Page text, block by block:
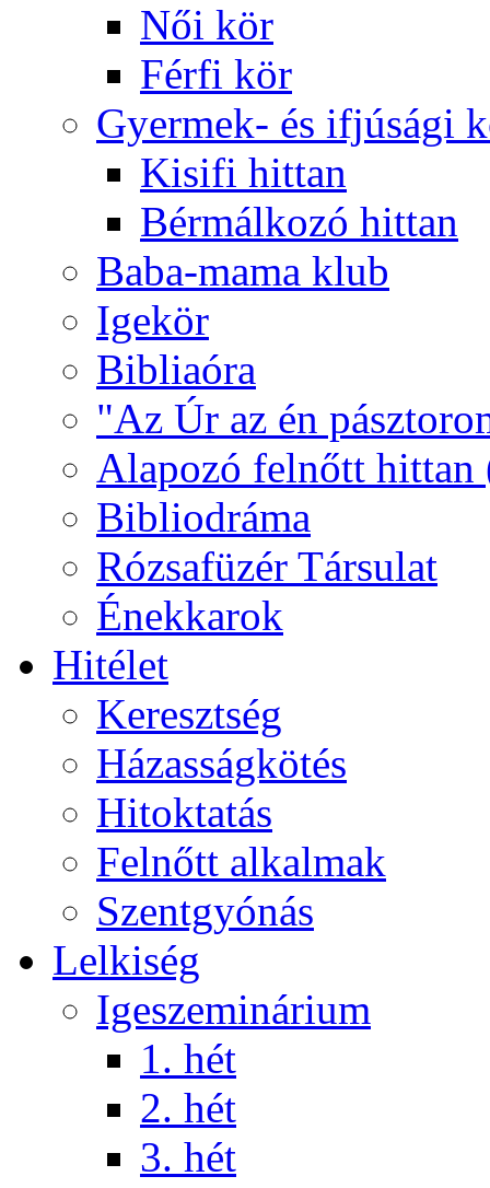
Női kör
Férfi kör
Gyermek- és ifjúsági
Kisifi hittan
Bérmálkozó hittan
Baba-mama klub
Igekör
Bibliaóra
"Az Úr az én
Alapozó felnőtt hittan
Bibliodráma
Rózsafüzér Társulat
Énekkarok
Hitélet
Keresztség
Házasságkötés
Hitoktatás
Felnőtt alkalmak
Szentgyónás
Lelkiség
Igeszeminárium
1. hét
2. hét
3. hét